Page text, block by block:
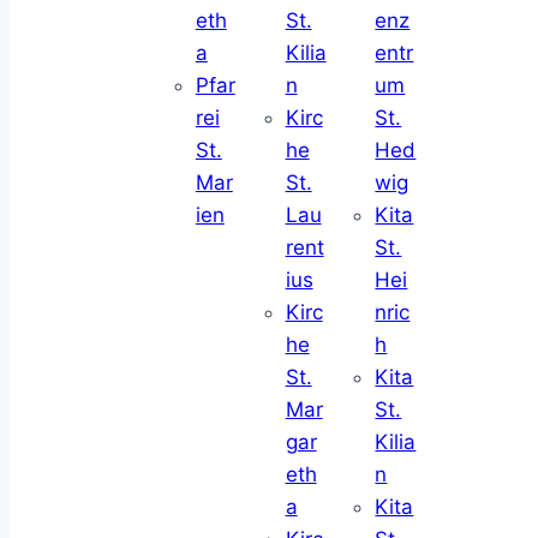
eth
a
Pfar
rei
St.
Mar
ien
St.
Kilia
n
Kirc
he
St.
Lau
rent
ius
Kirc
he
St.
Mar
gar
eth
a
enz
entr
um
St.
Hed
wig
Kita
St.
Hei
nric
h
Kita
St.
Kilia
n
Kita